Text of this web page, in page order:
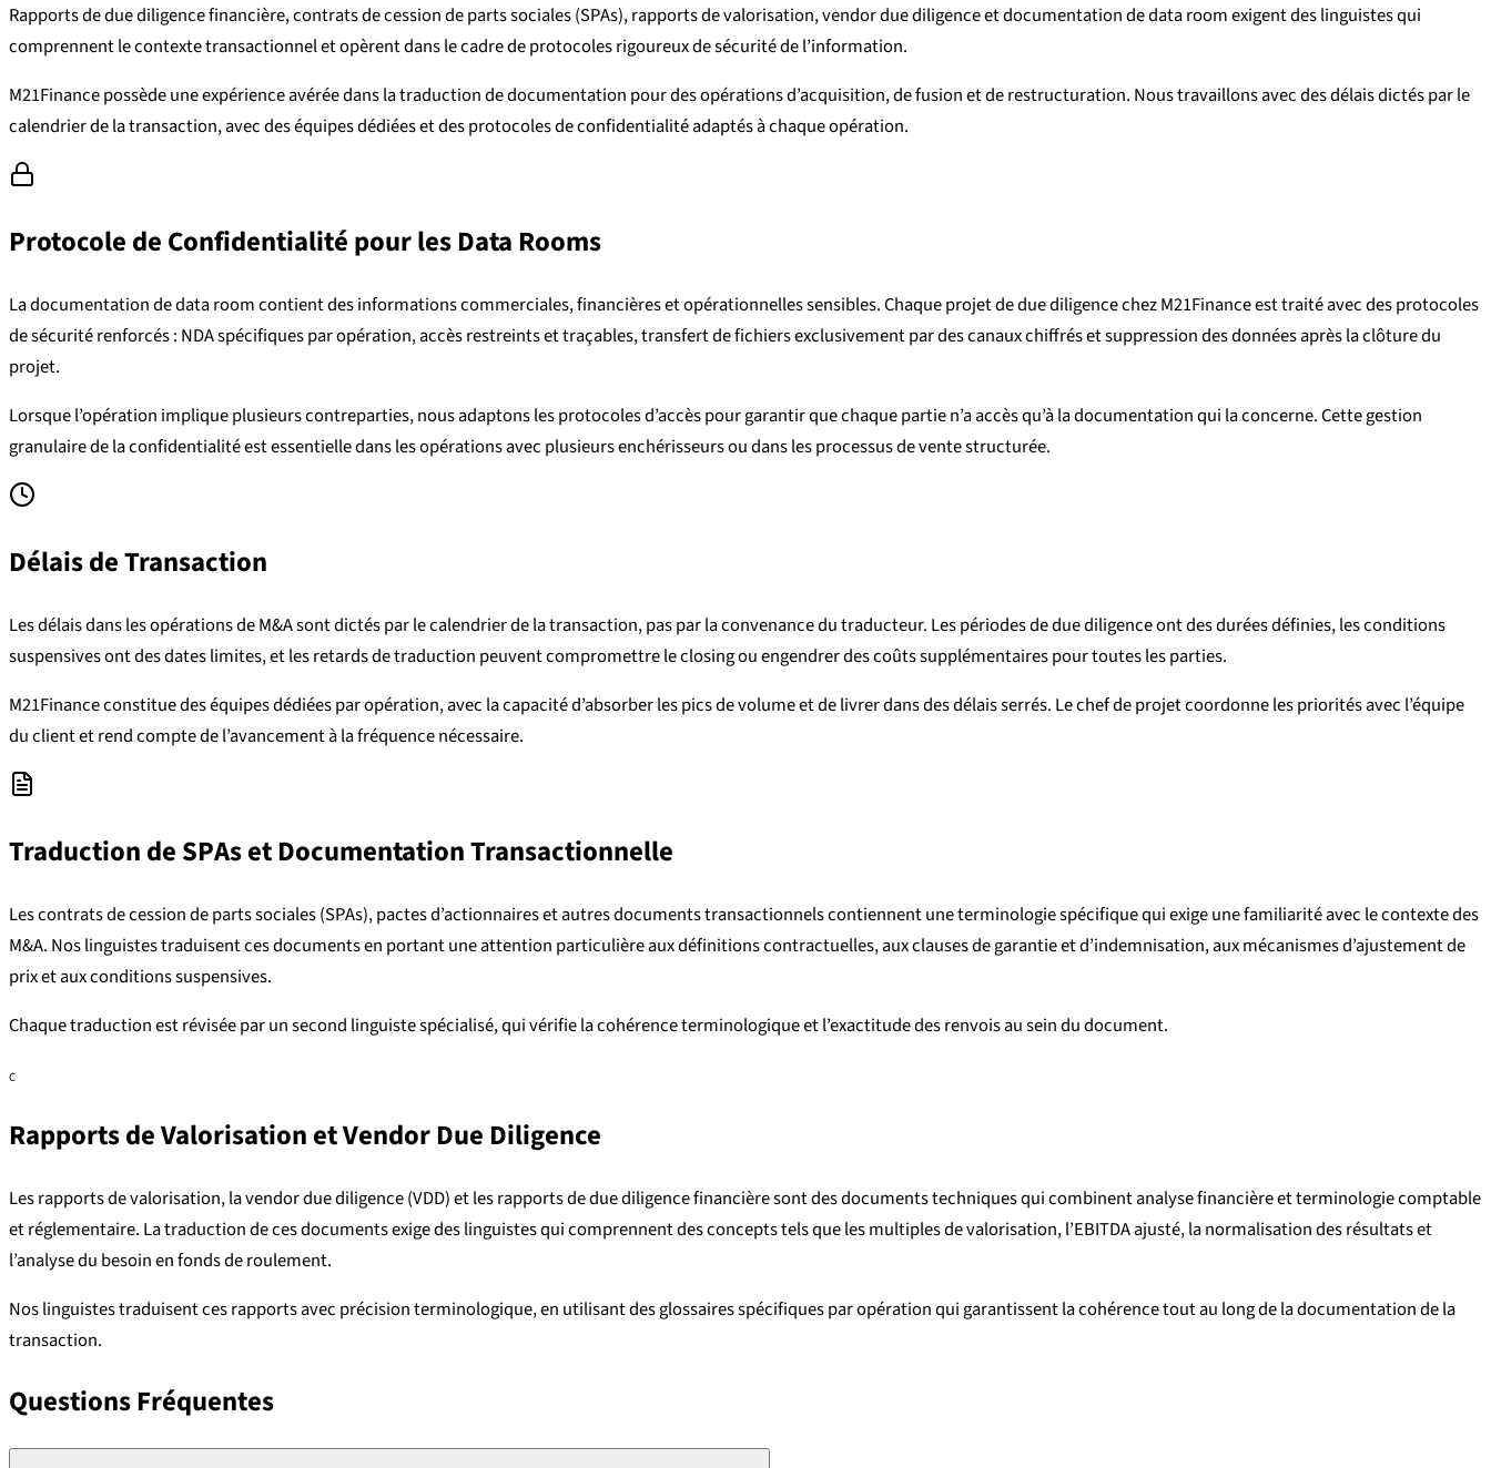
Rapports de due diligence financière, contrats de cession de parts sociales (SPAs), rapports de valorisation, vendor due diligence et documentation de data room exigent des linguistes qui
comprennent le contexte transactionnel et opèrent dans le cadre de protocoles rigoureux de sécurité de l’information.
M21Finance possède une expérience avérée dans la traduction de documentation pour des opérations d’acquisition, de fusion et de restructuration. Nous travaillons avec des délais dictés par le
calendrier de la transaction, avec des équipes dédiées et des protocoles de confidentialité adaptés à chaque opération.
Protocole de Confidentialité pour les Data Rooms
La documentation de data room contient des informations commerciales, financières et opérationnelles sensibles. Chaque projet de due diligence chez M21Finance est traité avec des protocoles
de sécurité renforcés : NDA spécifiques par opération, accès restreints et traçables, transfert de fichiers exclusivement par des canaux chiffrés et suppression des données après la clôture du
projet.
Lorsque l’opération implique plusieurs contreparties, nous adaptons les protocoles d’accès pour garantir que chaque partie n’a accès qu’à la documentation qui la concerne. Cette gestion
granulaire de la confidentialité est essentielle dans les opérations avec plusieurs enchérisseurs ou dans les processus de vente structurée.
Délais de Transaction
Les délais dans les opérations de M&A sont dictés par le calendrier de la transaction, pas par la convenance du traducteur. Les périodes de due diligence ont des durées définies, les conditions
suspensives ont des dates limites, et les retards de traduction peuvent compromettre le closing ou engendrer des coûts supplémentaires pour toutes les parties.
M21Finance constitue des équipes dédiées par opération, avec la capacité d’absorber les pics de volume et de livrer dans des délais serrés. Le chef de projet coordonne les priorités avec l’équipe
du client et rend compte de l’avancement à la fréquence nécessaire.
Traduction de SPAs et Documentation Transactionnelle
Les contrats de cession de parts sociales (SPAs), pactes d’actionnaires et autres documents transactionnels contiennent une terminologie spécifique qui exige une familiarité avec le contexte des
M&A. Nos linguistes traduisent ces documents en portant une attention particulière aux définitions contractuelles, aux clauses de garantie et d’indemnisation, aux mécanismes d’ajustement de
prix et aux conditions suspensives.
Chaque traduction est révisée par un second linguiste spécialisé, qui vérifie la cohérence terminologique et l’exactitude des renvois au sein du document.
C
Rapports de Valorisation et Vendor Due Diligence
Les rapports de valorisation, la vendor due diligence (VDD) et les rapports de due diligence financière sont des documents techniques qui combinent analyse financière et terminologie comptable
et réglementaire. La traduction de ces documents exige des linguistes qui comprennent des concepts tels que les multiples de valorisation, l’EBITDA ajusté, la normalisation des résultats et
l’analyse du besoin en fonds de roulement.
Nos linguistes traduisent ces rapports avec précision terminologique, en utilisant des glossaires spécifiques par opération qui garantissent la cohérence tout au long de la documentation de la
transaction.
Questions Fréquentes